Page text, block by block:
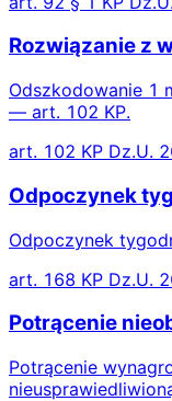
Rozwiązanie z
Odszkodowanie 1
— art. 102 KP.
art. 102 KP Dz.U.
Odpoczynek
Odpoczynek
art. 168 KP Dz.U.
Potrącenie
Potrącenie